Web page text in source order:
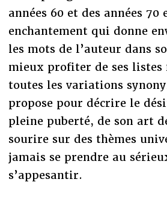
années 60 et des années 70
enchantement qui donne
les mots de l’auteur dans
mieux profiter de ses listes
toutes les variations
propose pour décrire le
pleine puberté, de son art
sourire sur des thèmes
jamais se prendre au
s’appesantir.